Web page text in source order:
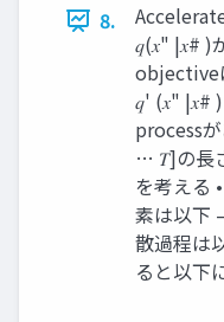
8.
𝑞(𝑥" |𝑥# )
objective
𝑞' (𝑥" |𝑥#
process
… 𝑇]の⻑
を考える
素は以下
散過程は
ると以下